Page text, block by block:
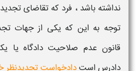
نداشته باشد ، فرد که تقاضای
توجه به این که یکی ازجهات
قانون عدم صلاحیت دادگاه یا
دادرس استدادخواست تجدیدنظر